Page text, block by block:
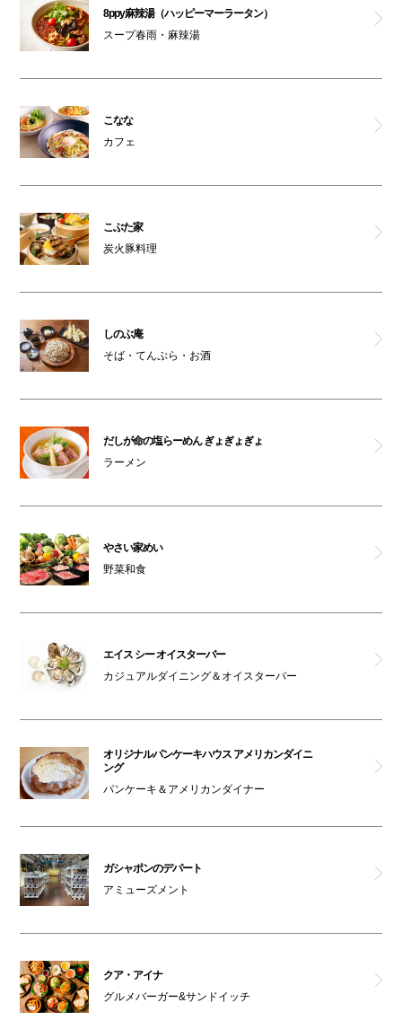
こぶた家
極みとんかつ かつ喜
美健ごちそうビュッフェ 花も実も
車椅子利用可能トイレ(6F)
オストメイト対応トイレ(6F)
親子トイレ 授乳室
オムツ交換台
ATM
（パークスガーデン含む）
ペットはキャリーバッグに入れてご入館ください
8ppy麻辣湯（ハッピーマーラータン）
スープ春雨・麻辣湯
こなな
カフェ
こぶた家
炭火豚料理
しのぶ庵
そば・てんぷら・お酒
だしが命の塩らーめん ぎょぎょぎょ
ラーメン
やさい家めい
野菜和食
エイス シー オイスターバー
カジュアルダイニング＆オイスターバー
オリジナルパンケーキハウス アメリカンダイニ
ング
パンケーキ＆アメリカンダイナー
ガシャポンのデパート
アミューズメント
クア・アイナ
グルメバーガー&サンドイッチ